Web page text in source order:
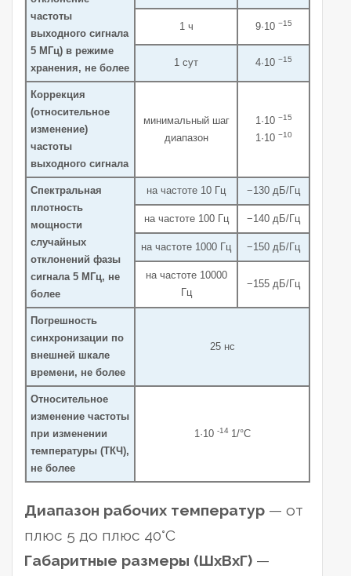
частоты
выходного сигнала
5 МГц) в режиме
хранения, не более
1 ч 9·10 −15
1 сут 4·10 −15
Коррекция
(относительное
изменение)
частоты
выходного сигнала
минимальный шаг
диапазон
1·10 −15
1·10 −10
Спектральная
плотность
мощности
случайных
отклонений фазы
сигнала 5 МГц, не
более
на частоте 10 Гц −130 дБ/Гц
на частоте 100 Гц −140 дБ/Гц
на частоте 1000 Гц −150 дБ/Гц
на частоте 10000
Гц
−155 дБ/Гц
Погрешность
синхронизации по
внешней шкале
времени, не более
25 нс
Относительное
изменение частоты
при изменении
температуры (ТКЧ),
не более
1·10 -14 1/°C
Диапазон рабочих температур — от
плюс 5 до плюс 40°С
Габаритные размеры (ШхВхГ) —